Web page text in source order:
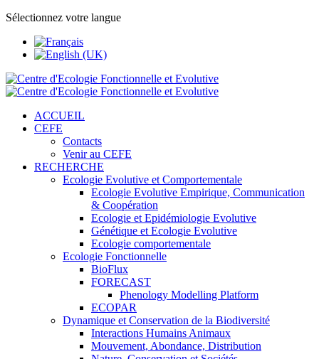
Sélectionnez votre langue
ACCUEIL
CEFE
Contacts
Venir au CEFE
RECHERCHE
Ecologie Evolutive et Comportementale
Ecologie Evolutive Empirique, Communication
& Coopération
Ecologie et Epidémiologie Evolutive
Génétique et Ecologie Evolutive
Ecologie comportementale
Ecologie Fonctionnelle
BioFlux
FORECAST
Phenology Modelling Platform
ECOPAR
Dynamique et Conservation de la Biodiversité
Interactions Humains Animaux
Mouvement, Abondance, Distribution